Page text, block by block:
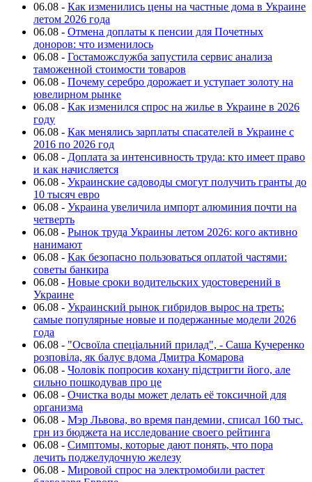
06.08 - Как изменились цены на частные дома в Украине
летом 2026 года
06.08 - Отмена доплаты к пенсии для Почетных
доноров: что изменилось
06.08 - Гостаможслужба запустила сервис анализа
таможенной стоимости товаров
06.08 - Почему серебро дорожает и уступает золоту на
ювелирном рынке
06.08 - Как изменился спрос на жилье в Украине в 2026
году
06.08 - Как менялись зарплаты спасателей в Украине с
2016 по 2026 год
06.08 - Доплата за интенсивность труда: кто имеет право
и как начисляется
06.08 - Украинские садоводы смогут получить гранты до
10 тысяч евро
06.08 - Украина увеличила импорт алюминия почти на
четверть
06.08 - Рынок труда Украины летом 2026: кого активно
нанимают
06.08 - Как безопасно пользоваться оплатой частями:
советы банкира
06.08 - Новые сроки водительских удостоверений в
Украине
06.08 - Украинский рынок гибридов вырос на треть:
самые популярные новые и подержанные модели 2026
года
06.08 - "Освоїла спеціальний прилад", - Саша Кучеренко
розповіла, як балує вдома Дмитра Комарова
06.08 - Чоловік попросив кохану підстригти його, але
сильно пошкодував про це
06.08 - Очистка воды может делать её токсичной для
организма
06.08 - Мэр Львова, во время пандемии, списал 160 тыс.
грн из бюджета на исследование своего рейтинга
06.08 - Симптомы, которые дают понять, что пора
лечить поджелудочную железу
06.08 - Мировой спрос на электромобили растет